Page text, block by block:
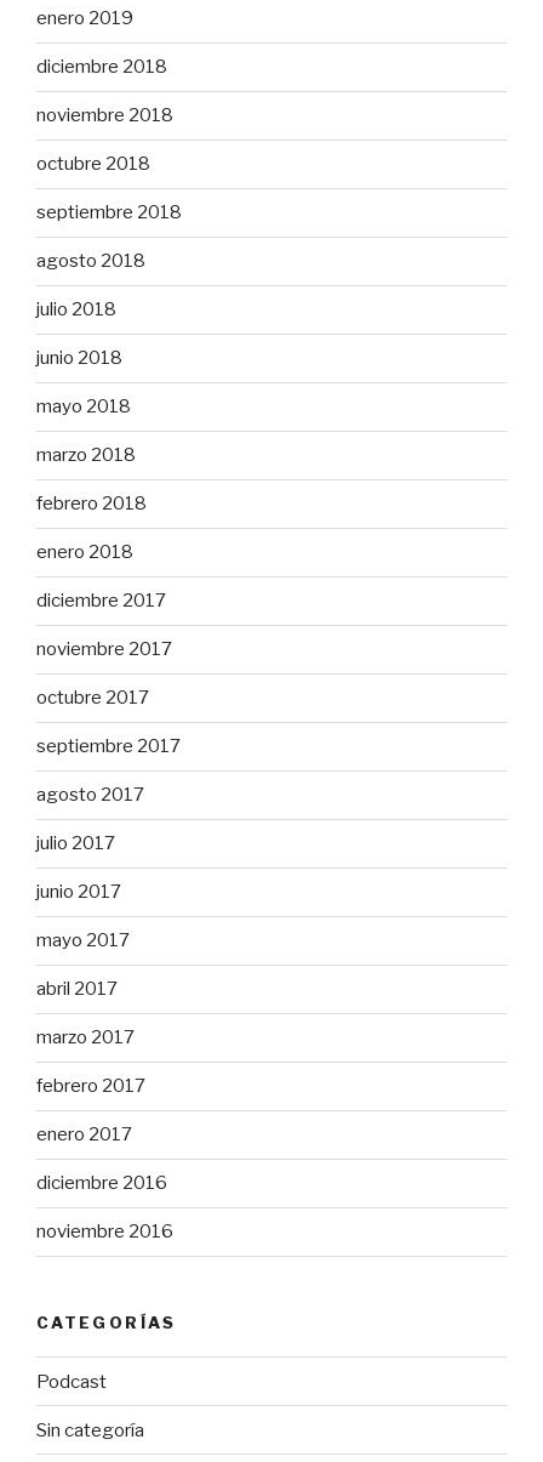
enero 2019
diciembre 2018
noviembre 2018
octubre 2018
septiembre 2018
agosto 2018
julio 2018
junio 2018
mayo 2018
marzo 2018
febrero 2018
enero 2018
diciembre 2017
noviembre 2017
octubre 2017
septiembre 2017
agosto 2017
julio 2017
junio 2017
mayo 2017
abril 2017
marzo 2017
febrero 2017
enero 2017
diciembre 2016
noviembre 2016
CATEGORÍAS
Podcast
Sin categoría